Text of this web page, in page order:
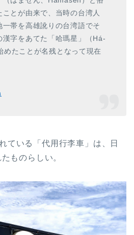
とが由来で、当時の台湾人
一帯を高雄訛りの台湾語でそ
漢字をあてた「哈瑪星」（Há-
めたことが名残となって現在
ている「代用行李車」は、日
ものらしい。